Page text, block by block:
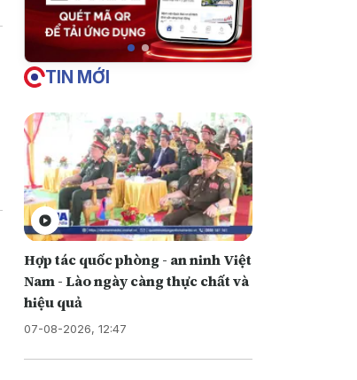
TIN MỚI
Hợp tác quốc phòng - an ninh Việt
Nam - Lào ngày càng thực chất và
hiệu quả
07-08-2026, 12:47